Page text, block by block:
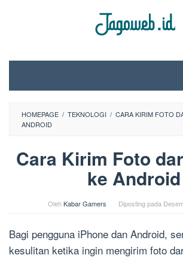
HOMEPAGE / TEKNOLOGI / CARA KIRIM FOTO
ANDROID
Cara Kirim Foto
ke Android
OlehKabar Gamers Diposting pada
Bagi pengguna iPhone dan Android,
kesulitan ketika ingin mengirim foto